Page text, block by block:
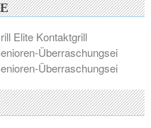
Elite Kontaktgrill
Überraschungsei
Überraschungsei